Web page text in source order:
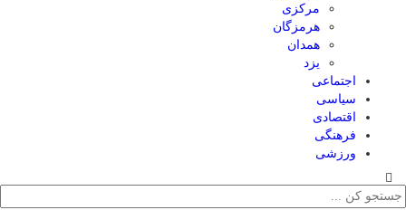
مرکزی
هرمزگان
همدان
یزد
اجتماعی
سیاسی
اقتصادی
فرهنگی
ورزشی